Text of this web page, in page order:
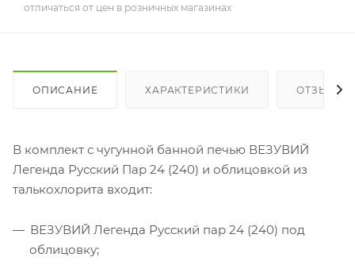
отличаться от цен в розничных магазинах
ОПИСАНИЕ ХАРАКТЕРИСТИКИ ОТЗЫВЫ
В комплект с чугунной банной печью ВЕЗУВИЙ
Легенда Русский Пар 24 (240) и облицовкой из
талькохлорита входит:
ВЕЗУВИЙ Легенда Русский пар 24 (240) под
облицовку;